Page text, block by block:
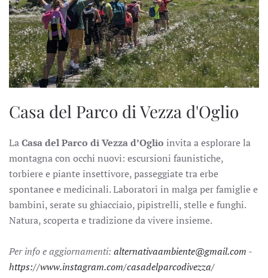
Casa del Parco di Vezza d'Oglio
LaCasa del Parco di Vezza d’Oglio invita a esplorare la
montagna con occhi nuovi: escursioni faunistiche,
torbiere e piante insettivore, passeggiate tra erbe
spontanee e medicinali. Laboratori in malga per famiglie e
bambini, serate su ghiacciaio, pipistrelli, stelle e funghi.
Natura, scoperta e tradizione da vivere insieme.
Per info e aggiornamenti: alternativaambiente@gmail.com -
https://www.instagram.com/casadelparcodivezza/